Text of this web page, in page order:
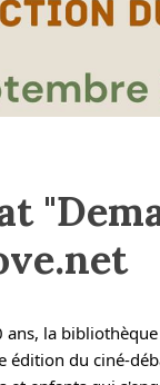
ans, la
édition du ciné-